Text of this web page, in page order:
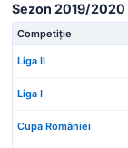
Sezon 2019/2020
Competiție
Liga II
Liga I
Cupa României